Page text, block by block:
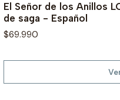
El Señor de los Anillos
de saga - Español
$69.990